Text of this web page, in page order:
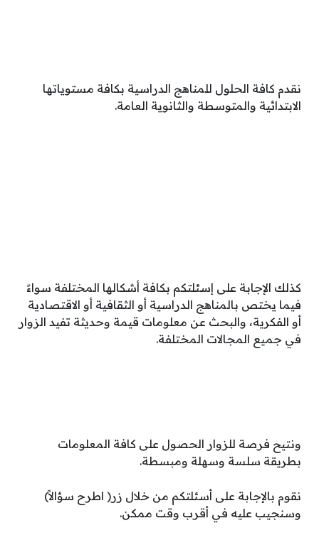
نقدم كافة الحلول للمناهج الدراسية بكافة مستوياتها
الابتدائية والمتوسطة والثانوية العامة.
كذلك الإجابة على إسئلتكم بكافة أشكالها المختلفة سواءً
فيما يختص بالمناهج الدراسية أو الثقافية أو الاقتصادية
أو الفكرية، والبحث عن معلومات قيمة وحديثة تفيد الزوار
في جميع المجالات المختلفة.
ونتيح فرصة للزوار الحصول على كافة المعلومات
بطريقة سلسة وسهلة ومبسطة.
نقوم بالإجابة على أسئلتكم من خلال زر( اطرح سؤالاً)
وسنجيب عليه في أقرب وقت ممكن.